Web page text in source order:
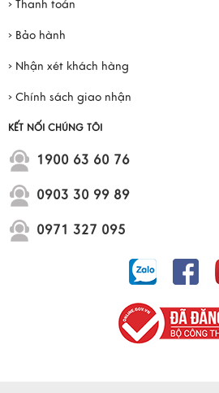
› Thanh toán
› Bảo hành
› Nhận xét khách hàng
› Chính sách giao nhận
KẾT NỐI CHÚNG TÔI
1900 63 60 76
0903 30 99 89
0971 327 095